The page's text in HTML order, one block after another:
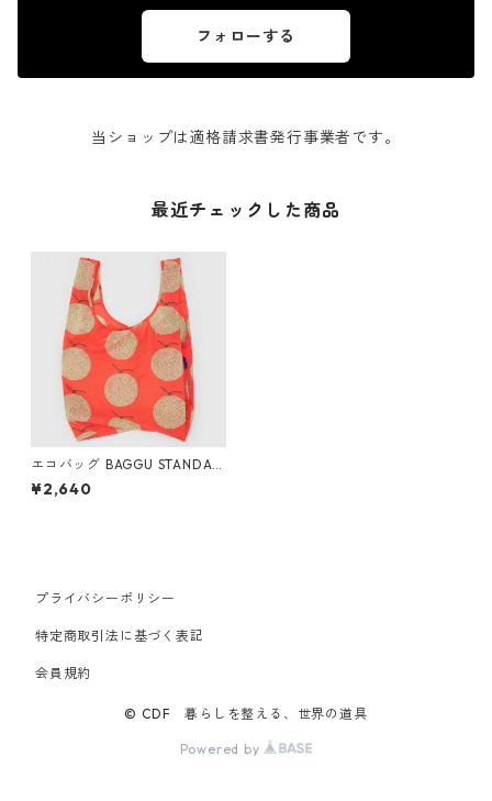
フォローする
当ショップは適格請求書発行事業者です。
最近チェックした商品
エコバッグ BAGGU STANDAR
D バグー スタンダードバグゥ
ユウバリメロン
¥2,640
プライバシーポリシー
特定商取引法に基づく表記
会員規約
© CDF 暮らしを整える、世界の道具
Powered by